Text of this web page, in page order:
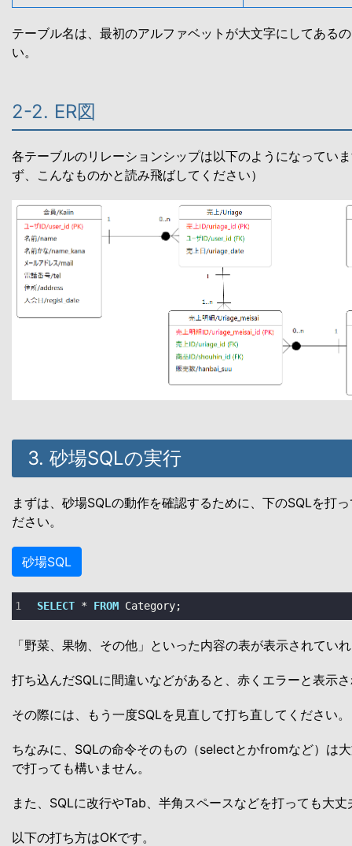
テーブル名は、最初のアルファベットが大文字にしてある
い。
2-2. ER図
各テーブルのリレーションシップは以下のようになってい
ず、こんなものかと読み飛ばしてください）
3. 砂場SQLの実行
まずは、砂場SQLの動作を確認するために、下のSQLを打
ださい。
砂場SQL
SELECT * FROM Category;
「野菜、果物、その他」といった内容の表が表示されてい
打ち込んだSQLに間違いなどがあると、赤くエラーと表示
その際には、もう一度SQLを見直して打ち直してください。
ちなみに、SQLの命令そのもの（selectとかfromなど）は
で打っても構いません。
また、SQLに改行やTab、半角スペースなどを打っても大丈
以下の打ち方はOKです。